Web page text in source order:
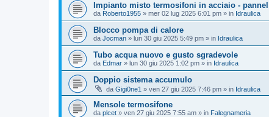
Impianto misto termosifoni in acciaio -
da Roberto1955 » mer 02 lug 2025 6:01 pm » in Idraulica
Blocco pompa di calore
da Jocman » lun 30 giu 2025 5:49 pm » in Idraulica
Tubo acqua nuovo e gusto sgradevole
da Edmar » lun 30 giu 2025 1:02 pm » in Idraulica
Doppio sistema accumulo
da Gigi0ne1 » ven 27 giu 2025 7:46 pm » in Idraulica
Mensole termosifone
da plcet » ven 27 giu 2025 7:55 am » in Falegnameria